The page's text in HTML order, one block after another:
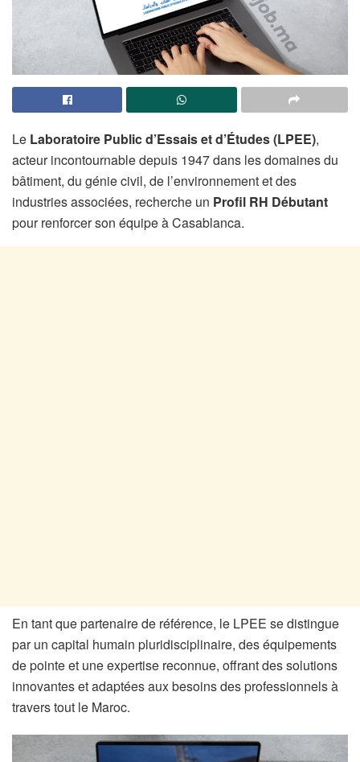
Le Laboratoire Public d’Essais et d’Études (LPEE),
acteur incontournable depuis 1947 dans les domaines du
bâtiment, du génie civil, de l’environnement et des
industries associées, recherche un Profil RH Débutant
pour renforcer son équipe à Casablanca.
En tant que partenaire de référence, le LPEE se distingue
par un capital humain pluridisciplinaire, des équipements
de pointe et une expertise reconnue, offrant des solutions
innovantes et adaptées aux besoins des professionnels à
travers tout le Maroc.